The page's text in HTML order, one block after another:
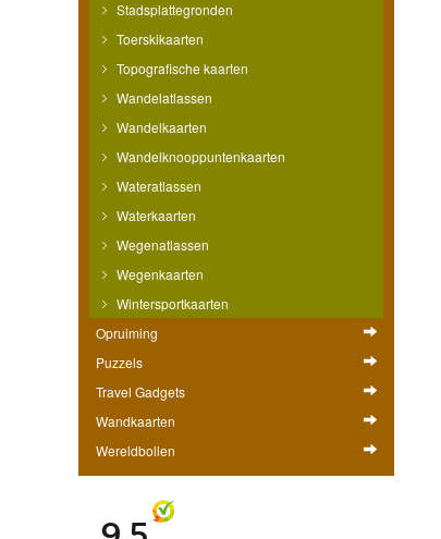
Stadsplattegronden
Toerskikaarten
Topografische kaarten
Wandelatlassen
Wandelkaarten
Wandelknooppuntenkaarten
Wateratlassen
Waterkaarten
Wegenatlassen
Wegenkaarten
Wintersportkaarten
Opruiming
Puzzels
Travel Gadgets
Wandkaarten
Wereldbollen